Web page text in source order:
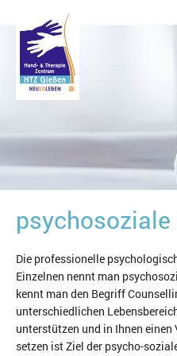
psychosoziale
Die professionelle
Einzelnen nennt man
kennt man den Begriff
unterschiedlichen
unterstützen und in Ihnen
setzen ist Ziel der psycho-